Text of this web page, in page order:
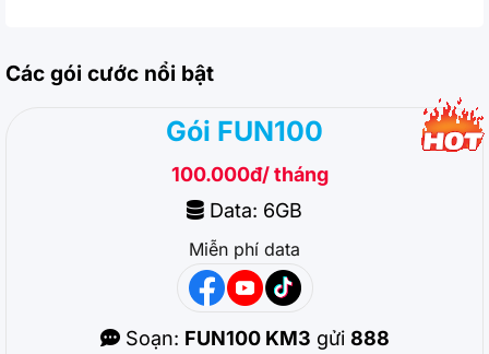
Các gói cước nổi bật
Gói FUN100
100.000đ/ tháng
Data: 6GB
Miễn phí data
Soạn: FUN100 KM3 gửi 888